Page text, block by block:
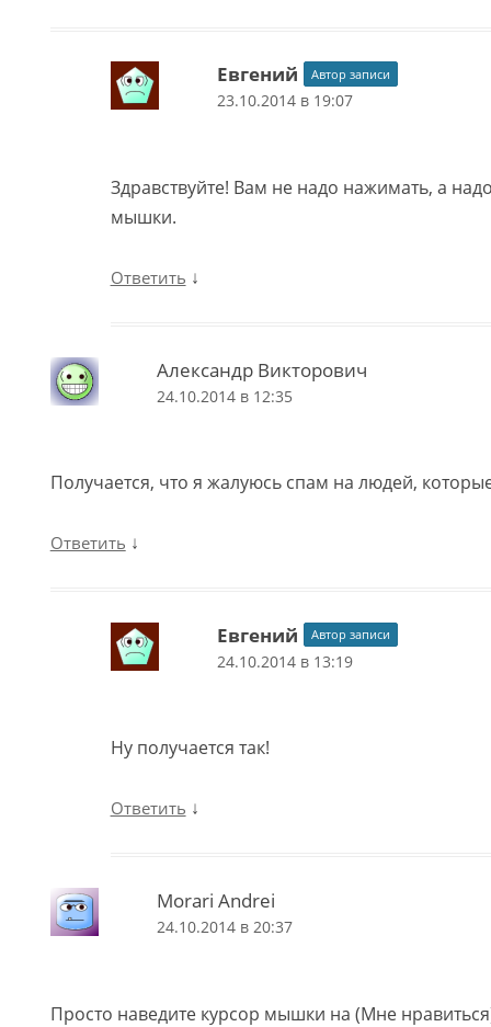
Евгений Автор записи
23.10.2014 в 19:07
Здравствуйте! Вам не надо нажимать, а
мышки.
Ответить ↓
Александр Викторович
24.10.2014 в 12:35
Получается, что я жалуюсь спам на людей,
Ответить ↓
Евгений Автор записи
24.10.2014 в 13:19
Ну получается так!
Ответить ↓
Morari Andrei
24.10.2014 в 20:37
Просто наведите курсор мышки на (Мне